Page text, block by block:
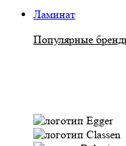
Ламинат
Популярные